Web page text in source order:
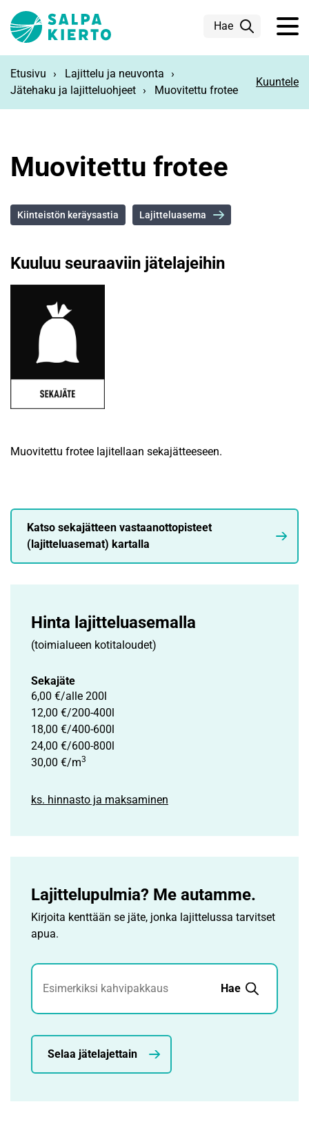
Hae
Etusivu
Lajittelu ja neuvonta
Jätehaku ja lajitteluohjeet
Muovitettu frotee
Kuuntele
Muovitettu frotee
Kiinteistön keräysastia Lajitteluasema
Kuuluu seuraaviin jätelajeihin
Muovitettu frotee lajitellaan sekajätteeseen.
Katso sekajätteen vastaanottopisteet
(lajitteluasemat) kartalla
Hinta lajittelu­asemalla
(toimialueen kotitaloudet)
Sekajäte
6,00 €/alle 200l
12,00 €/200-400l
18,00 €/400-600l
24,00 €/600-800l
30,00 €/m3
ks. hinnasto ja maksaminen
Lajittelupulmia? Me autamme.
Kirjoita kenttään se jäte, jonka lajittelussa tarvitset
apua.
Jätehaku
Hae
Selaa jätelajettain